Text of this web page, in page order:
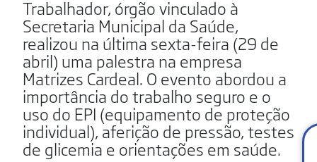
Trabalhador, órgão vinculado à
Secretaria Municipal da Saúde,
realizou na última sexta-feira (29 de
abril) uma palestra na empresa
Matrizes Cardeal. O evento abordou a
importância do trabalho seguro e o
uso do EPI (equipamento de proteção
individual), aferição de pressão, testes
de glicemia e orientações em saúde.